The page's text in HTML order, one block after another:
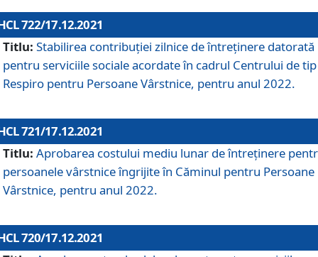
722/17.12.2021
Titlu: Stabilirea contribuţiei zilnice de întreținere datorată
pentru serviciile sociale acordate în cadrul Centrului de tip
Respiro pentru Persoane Vârstnice, pentru anul 2022.
721/17.12.2021
Titlu: Aprobarea costului mediu lunar de întreţinere
persoanele vârstnice îngrijite în Căminul pentru Persoane
Vârstnice, pentru anul 2022.
720/17.12.2021